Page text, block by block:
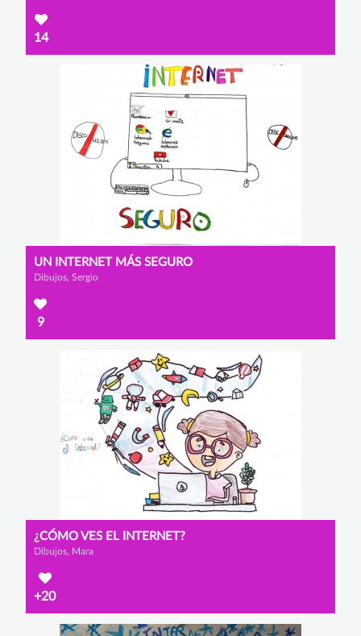
14
UN INTERNET MÁS SEGURO
Dibujos, Sergio
9
¿CÓMO VES EL INTERNET?
Dibujos, Mara
+20